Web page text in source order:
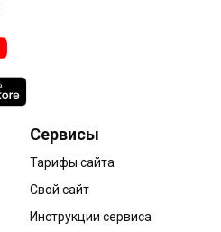
Сервисы
Тарифы сайта
Свой сайт
Инструкции сервиса